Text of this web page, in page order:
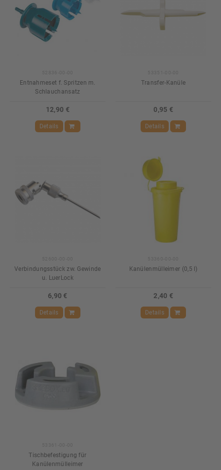
Entnahmeset f. Spritzen m.
Schlauchansatz
12,90 €
Details
Transfer-Kanüle
0,95 €
Details
Verbindungsstück zw. Gewinde
u. LuerLock
6,90 €
Details
Kanülenmülleimer (0,5 l)
2,40 €
Details
Tischbefestigung für
Kanülenmülleimer